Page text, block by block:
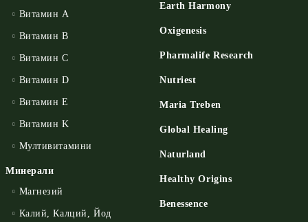
Витамин А
Витамин B
Витамин C
Витамин D
Витамин E
Витамин K
Мултивитамини
Минерали
Магнезий
Калий, Калций, Йод
Earth Harmony
Oxigenesis
Pharmalife Research
Nutriest
Maria Treben
Global Healing
Naturland
Healthy Origins
Benessence